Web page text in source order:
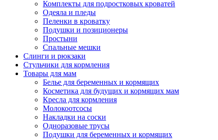
Комплекты для подростковых кроватей
Одеяла и пледы
Пеленки в кроватку
Подушки и позиционеры
Простыни
Спальные мешки
Слинги и рюкзаки
Стульчики для кормления
Товары для мам
Белье для беременных и кормящих
Косметика для будущих и кормящих мам
Кресла для кормления
Молокоотсосы
Накладки на соски
Одноразовые трусы
Подушки для беременных и кормящих